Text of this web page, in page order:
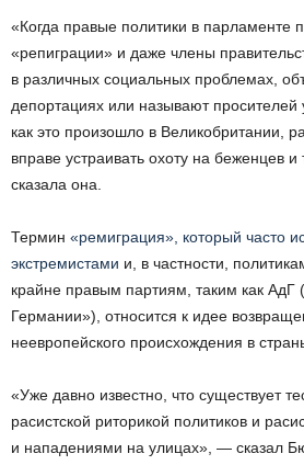
«Когда правые политики в парламенте
«репиграции» и даже члены
в различных социальных проблемах,
депортациях или называют просителей
как это произошло в Великобритании,
вправе устраивать охоту на беженцев
сказала она.
Термин «ремиграция», который часто
экстремистами и, в частности,
крайне правым партиям, таким как АдГ
Германии»), относится к идее
неевропейского происхождения в
«Уже давно известно, что существует
расистской риторикой политиков и
и нападениями на улицах», — сказал